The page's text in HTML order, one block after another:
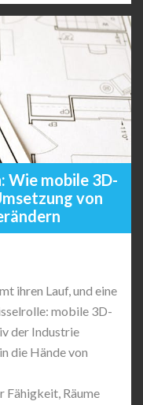
Wie mobile 3D-
von
ihren Lauf, und eine
mobile 3D-
der Industrie
die Hände von
Räume